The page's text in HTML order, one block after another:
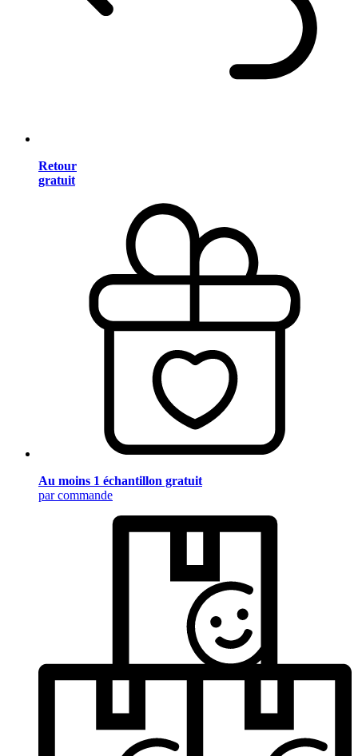
Retour
gratuit
Au moins 1 échantillon gratuit
par commande